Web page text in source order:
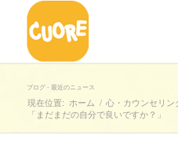
ブログ - 最近のニュース
現在位置: ホーム / 心・カウンセリン
「まだまだの自分で良いですか？」